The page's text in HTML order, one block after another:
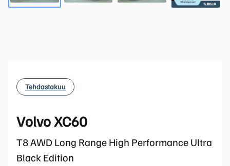
Tehdastakuu
Volvo XC60
T8 AWD Long Range High Performance Ultra
Black Edition